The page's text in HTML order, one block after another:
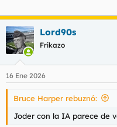
Lord90s
Frikazo
16 Ene 2026
Bruce Harper rebuznó:
Joder con la IA parece de